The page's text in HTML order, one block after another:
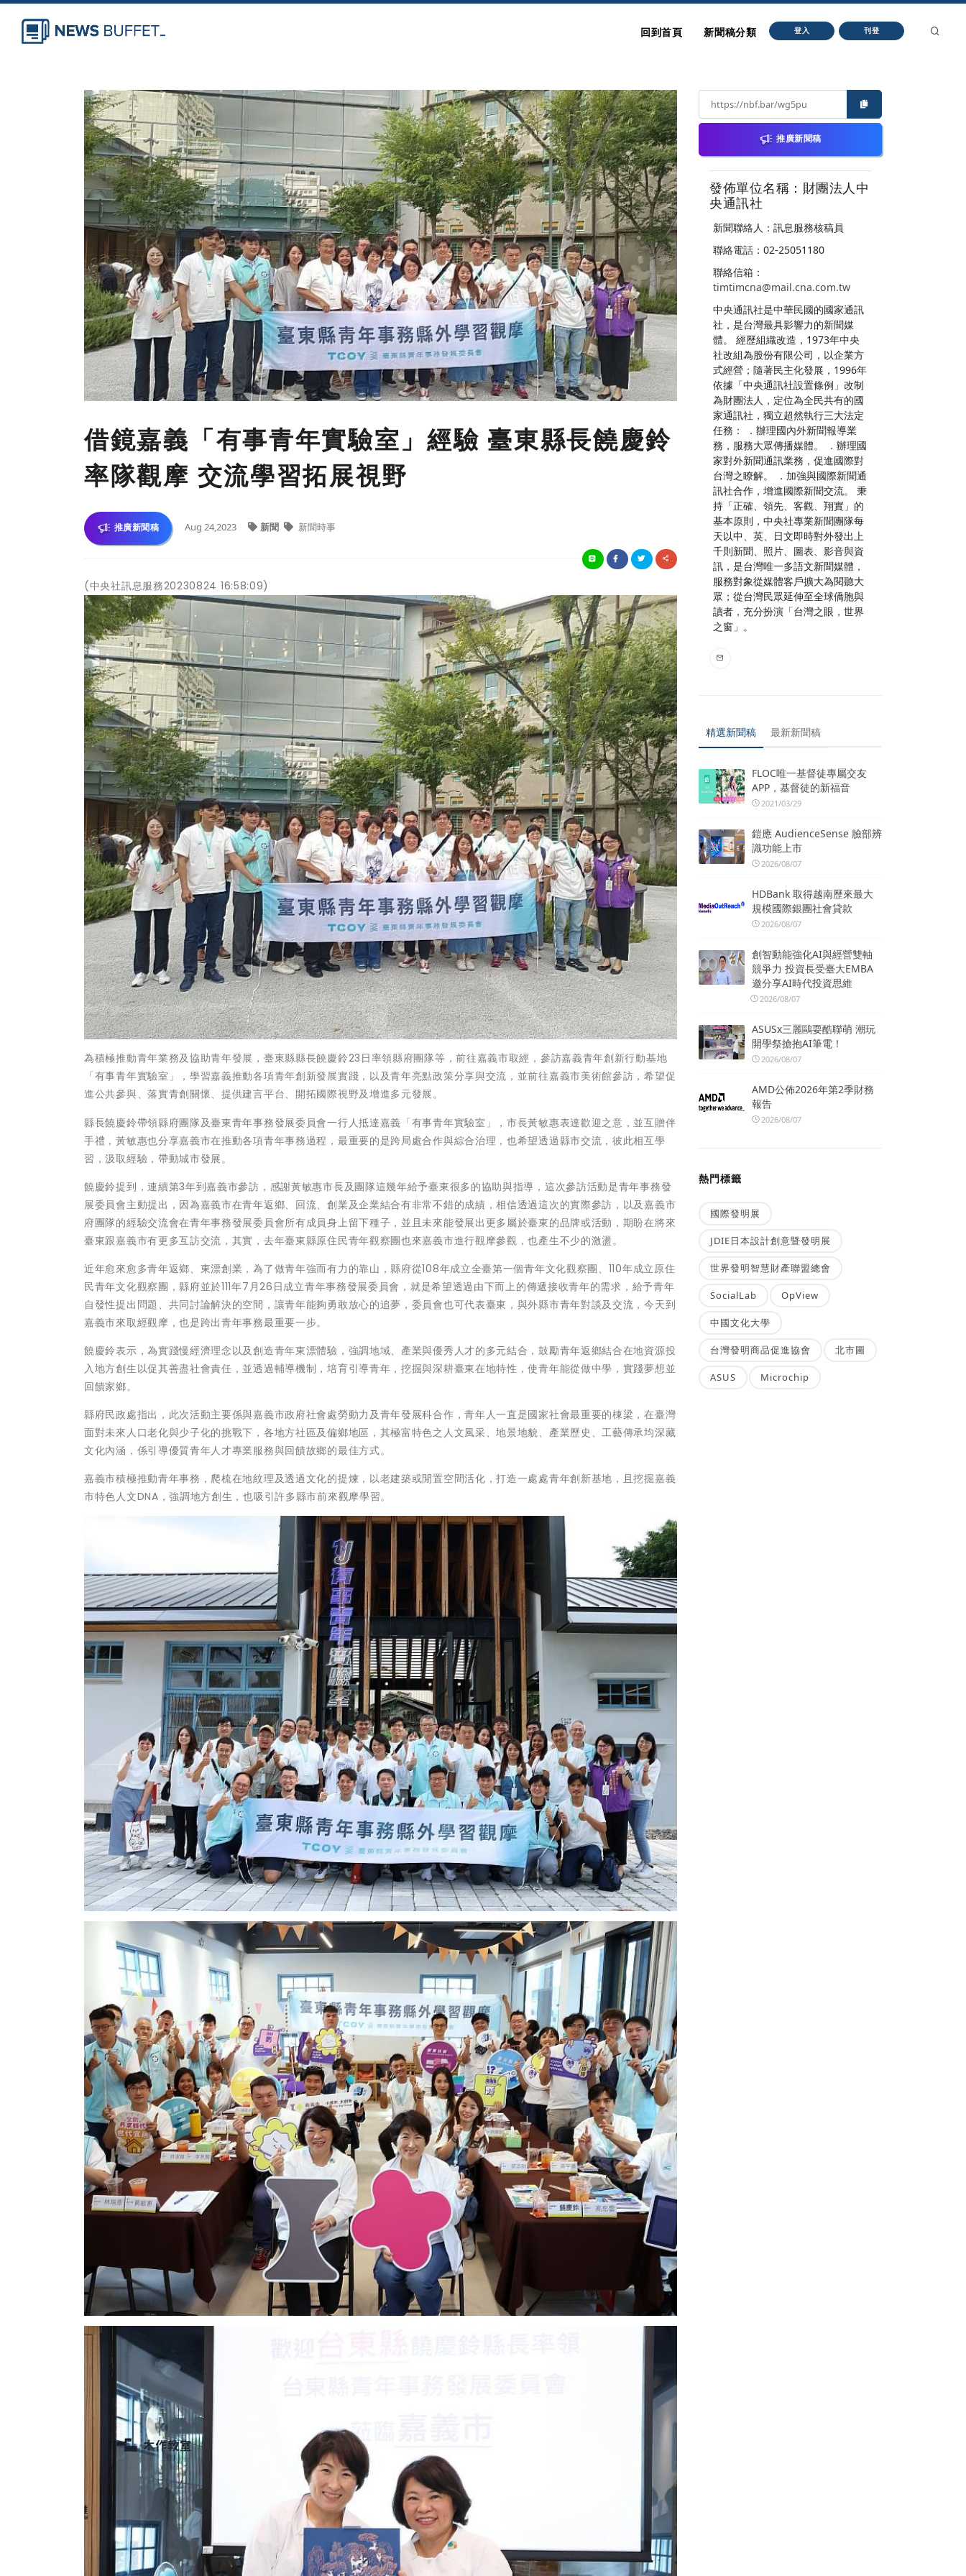
回到首頁 新聞稿分類 登入 刊登
借鏡嘉義「有事青年實驗室」經驗 臺東縣長饒慶鈴
率隊觀摩 交流學習拓展視野
推廣新聞稿 Aug 24,2023 新聞 新聞時事
(中央社訊息服務20230824 16:58:09)
為積極推動青年業務及協助青年發展，臺東縣縣長饒慶鈴23日率領縣府團隊等，前往嘉義市取經，參訪嘉義青年創新行動基地
「有事青年實驗室」，學習嘉義推動各項青年創新發展實踐，以及青年亮點政策分享與交流，並前往嘉義市美術館參訪，希望促
進公共參與、落實青創關懷、提供建言平台、開拓國際視野及增進多元發展。
縣長饒慶鈴帶領縣府團隊及臺東青年事務發展委員會一行人抵達嘉義「有事青年實驗室」，市長黃敏惠表達歡迎之意，並互贈伴
手禮，黃敏惠也分享嘉義市在推動各項青年事務過程，最重要的是跨局處合作與綜合治理，也希望透過縣市交流，彼此相互學
習，汲取經驗，帶動城市發展。
饒慶鈴提到，連續第3年到嘉義市參訪，感謝黃敏惠市長及團隊這幾年給予臺東很多的協助與指導，這次參訪活動是青年事務發
展委員會主動提出，因為嘉義市在青年返鄉、回流、創業及企業結合有非常不錯的成績，相信透過這次的實際參訪，以及嘉義市
府團隊的經驗交流會在青年事務發展委員會所有成員身上留下種子，並且未來能發展出更多屬於臺東的品牌或活動，期盼在將來
臺東跟嘉義市有更多互訪交流，其實，去年臺東縣原住民青年觀察團也來嘉義市進行觀摩參觀，也產生不少的激盪。
近年愈來愈多青年返鄉、東漂創業，為了做青年強而有力的靠山，縣府從108年成立全臺第一個青年文化觀察團、110年成立原住
民青年文化觀察團，縣府並於111年7月26日成立青年事務發展委員會，就是希望透過由下而上的傳遞接收青年的需求，給予青年
自發性提出問題、共同討論解決的空間，讓青年能夠勇敢放心的追夢，委員會也可代表臺東，與外縣市青年對談及交流，今天到
嘉義市來取經觀摩，也是跨出青年事務最重要一步。
饒慶鈴表示，為實踐慢經濟理念以及創造青年東漂體驗，強調地域、產業與優秀人才的多元結合，鼓勵青年返鄉結合在地資源投
入地方創生以促其善盡社會責任，並透過輔導機制，培育引導青年，挖掘與深耕臺東在地特性，使青年能從做中學，實踐夢想並
回饋家鄉。
縣府民政處指出，此次活動主要係與嘉義市政府社會處勞動力及青年發展科合作，青年人一直是國家社會最重要的棟梁，在臺灣
面對未來人口老化與少子化的挑戰下，各地方社區及偏鄉地區，其極富特色之人文風采、地景地貌、產業歷史、工藝傳承均深藏
文化內涵，係引導優質青年人才專業服務與回饋故鄉的最佳方式。
嘉義市積極推動青年事務，爬梳在地紋理及透過文化的提煉，以老建築或閒置空間活化，打造一處處青年創新基地，且挖掘嘉義
市特色人文DNA，強調地方創生，也吸引許多縣市前來觀摩學習。
推廣新聞稿
發佈單位名稱：財團法人中
央通訊社
新聞聯絡人：訊息服務核稿員
聯絡電話：02-25051180
聯絡信箱：
timtimcna@mail.cna.com.tw
中央通訊社是中華民國的國家通訊
社，是台灣最具影響力的新聞媒
體。 經歷組織改造，1973年中央
社改組為股份有限公司，以企業方
式經營；隨著民主化發展，1996年
依據「中央通訊社設置條例」改制
為財團法人，定位為全民共有的國
家通訊社，獨立超然執行三大法定
任務： ．辦理國內外新聞報導業
務，服務大眾傳播媒體。 ．辦理國
家對外新聞通訊業務，促進國際對
台灣之瞭解。 ．加強與國際新聞通
訊社合作，增進國際新聞交流。 秉
持「正確、領先、客觀、翔實」的
基本原則，中央社專業新聞團隊每
天以中、英、日文即時對外發出上
千則新聞、照片、圖表、影音與資
訊，是台灣唯一多語文新聞媒體，
服務對象從媒體客戶擴大為閱聽大
眾；從台灣民眾延伸至全球僑胞與
讀者，充分扮演「台灣之眼，世界
之窗」。
精選新聞稿 最新新聞稿
FLOC唯一基督徒專屬交友
APP，基督徒的新福音
2021/03/29
鎧應 AudienceSense 臉部辨
識功能上市
2026/08/07
HDBank 取得越南歷來最大
規模國際銀團社會貸款
2026/08/07
創智動能強化AI與經營雙軸
競爭力 投資長受臺大EMBA
邀分享AI時代投資思維
2026/08/07
ASUSx三麗鷗耍酷聯萌 潮玩
開學祭搶抱AI筆電！
2026/08/07
AMD公佈2026年第2季財務
報告
2026/08/07
熱門標籤
國際發明展
JDIE日本設計創意暨發明展
世界發明智慧財產聯盟總會
SocialLab OpView
中國文化大學
台灣發明商品促進協會 北市圖
ASUS Microchip